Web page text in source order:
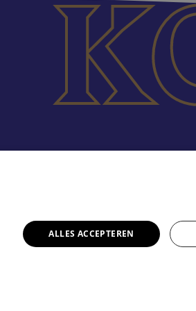
ALLES ACCEPTEREN